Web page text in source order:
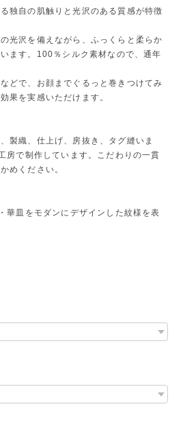
独自の肌触りと光沢のある質感が特徴
光沢を備えながら、ふっくらと柔らか
ます。100％シルク素材なので、通年
どで、お顔までぐるっと巻きつけてみ
果を実感いただけます。
製織、仕上げ、房抜き、タグ縫いま
房で制作しています。こだわりの一貫
めください。
華皿をモダンにデザインした紋様を表